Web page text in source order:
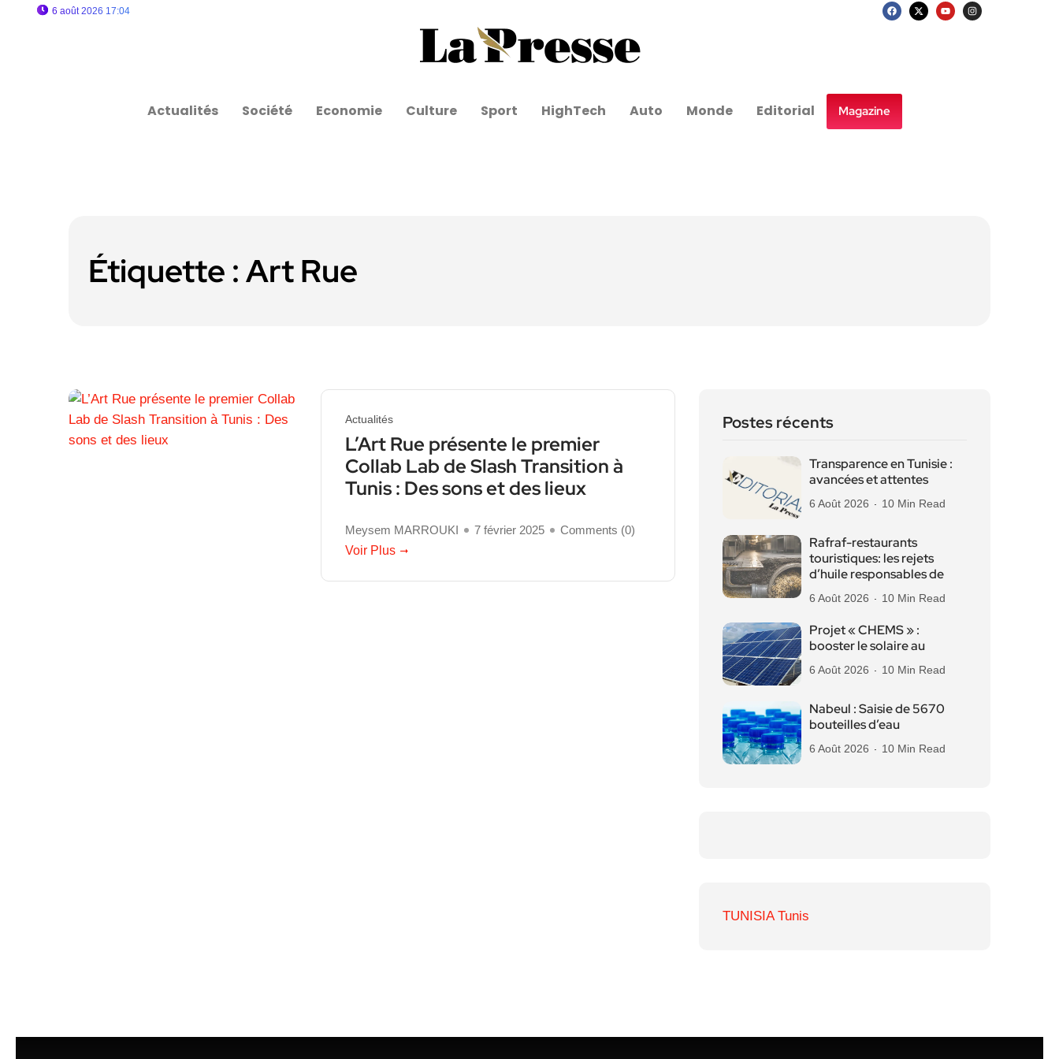
6 août 2026 17:04
Actualités Société Economie Culture Sport HighTech Auto Monde Editorial Magazine
Étiquette :Art Rue
Actualités
L’Art Rue présente le premier
Collab Lab de Slash Transition à
Tunis : Des sons et des lieux
Meysem MARROUKI 7 février 2025 Comments (0)
Voir Plus
Postes récents
Transparence en Tunisie :
avancées et attentes
6 Août 2026 10 Min Read
Rafraf-restaurants
touristiques: les rejets
d’huile responsables de
6 Août 2026 10 Min Read
Projet « CHEMS » :
booster le solaire au
6 Août 2026 10 Min Read
Nabeul : Saisie de 5670
bouteilles d’eau
6 Août 2026 10 Min Read
TUNISIA Tunis